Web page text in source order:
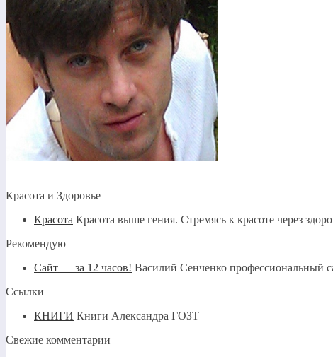
Красота и Здоровье
Красота Красота выше гения. Стремясь к красоте через
Рекомендую
Сайт — за 12 часов! Василий Сенченко профессиональный
Ссылки
КНИГИ Книги Александра ГОЗТ
Свежие комментарии